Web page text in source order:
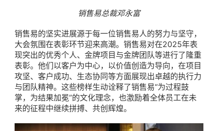
销售易总裁邓永富
销售易的坚实进展源于每一位销售易人的努力与坚守，
大会氛围在表彰环节迎来高潮。销售易对在2025年表
现突出的优秀个人、金牌项目与金牌团队等进行了隆重
表彰。他们以客户为中心，以价值创造为导向，在项目
攻坚、客户成功、生态协同等方面展现出卓越的执行力
与团队精神。这些榜样生动诠释了销售易“为过程鼓
掌，为结果加冕”的文化理念，也激励着全体员工在未
来的征程中继续拼搏、共创辉煌。